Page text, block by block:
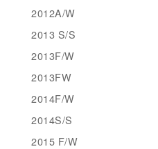
2012A/W
2013 S/S
2013F/W
2013FW
2014F/W
2014S/S
2015 F/W